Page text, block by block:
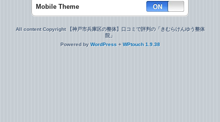
Mobile Theme
All content Copyright 【神戸市兵庫区の整体】口コミで評判の「きむらけんゆう整体
院」
Powered by WordPress + WPtouch 1.9.38